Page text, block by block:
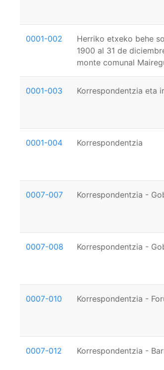
0001-002
Herriko etxeko behe
1900 al 31 de
monte comunal
0001-003 Korrespondentzia eta
0001-004 Korrespondentzia
0007-007 Korrespondentzia -
0007-008 Korrespondentzia -
0007-010 Korrespondentzia -
0007-012 Korrespondentzia -